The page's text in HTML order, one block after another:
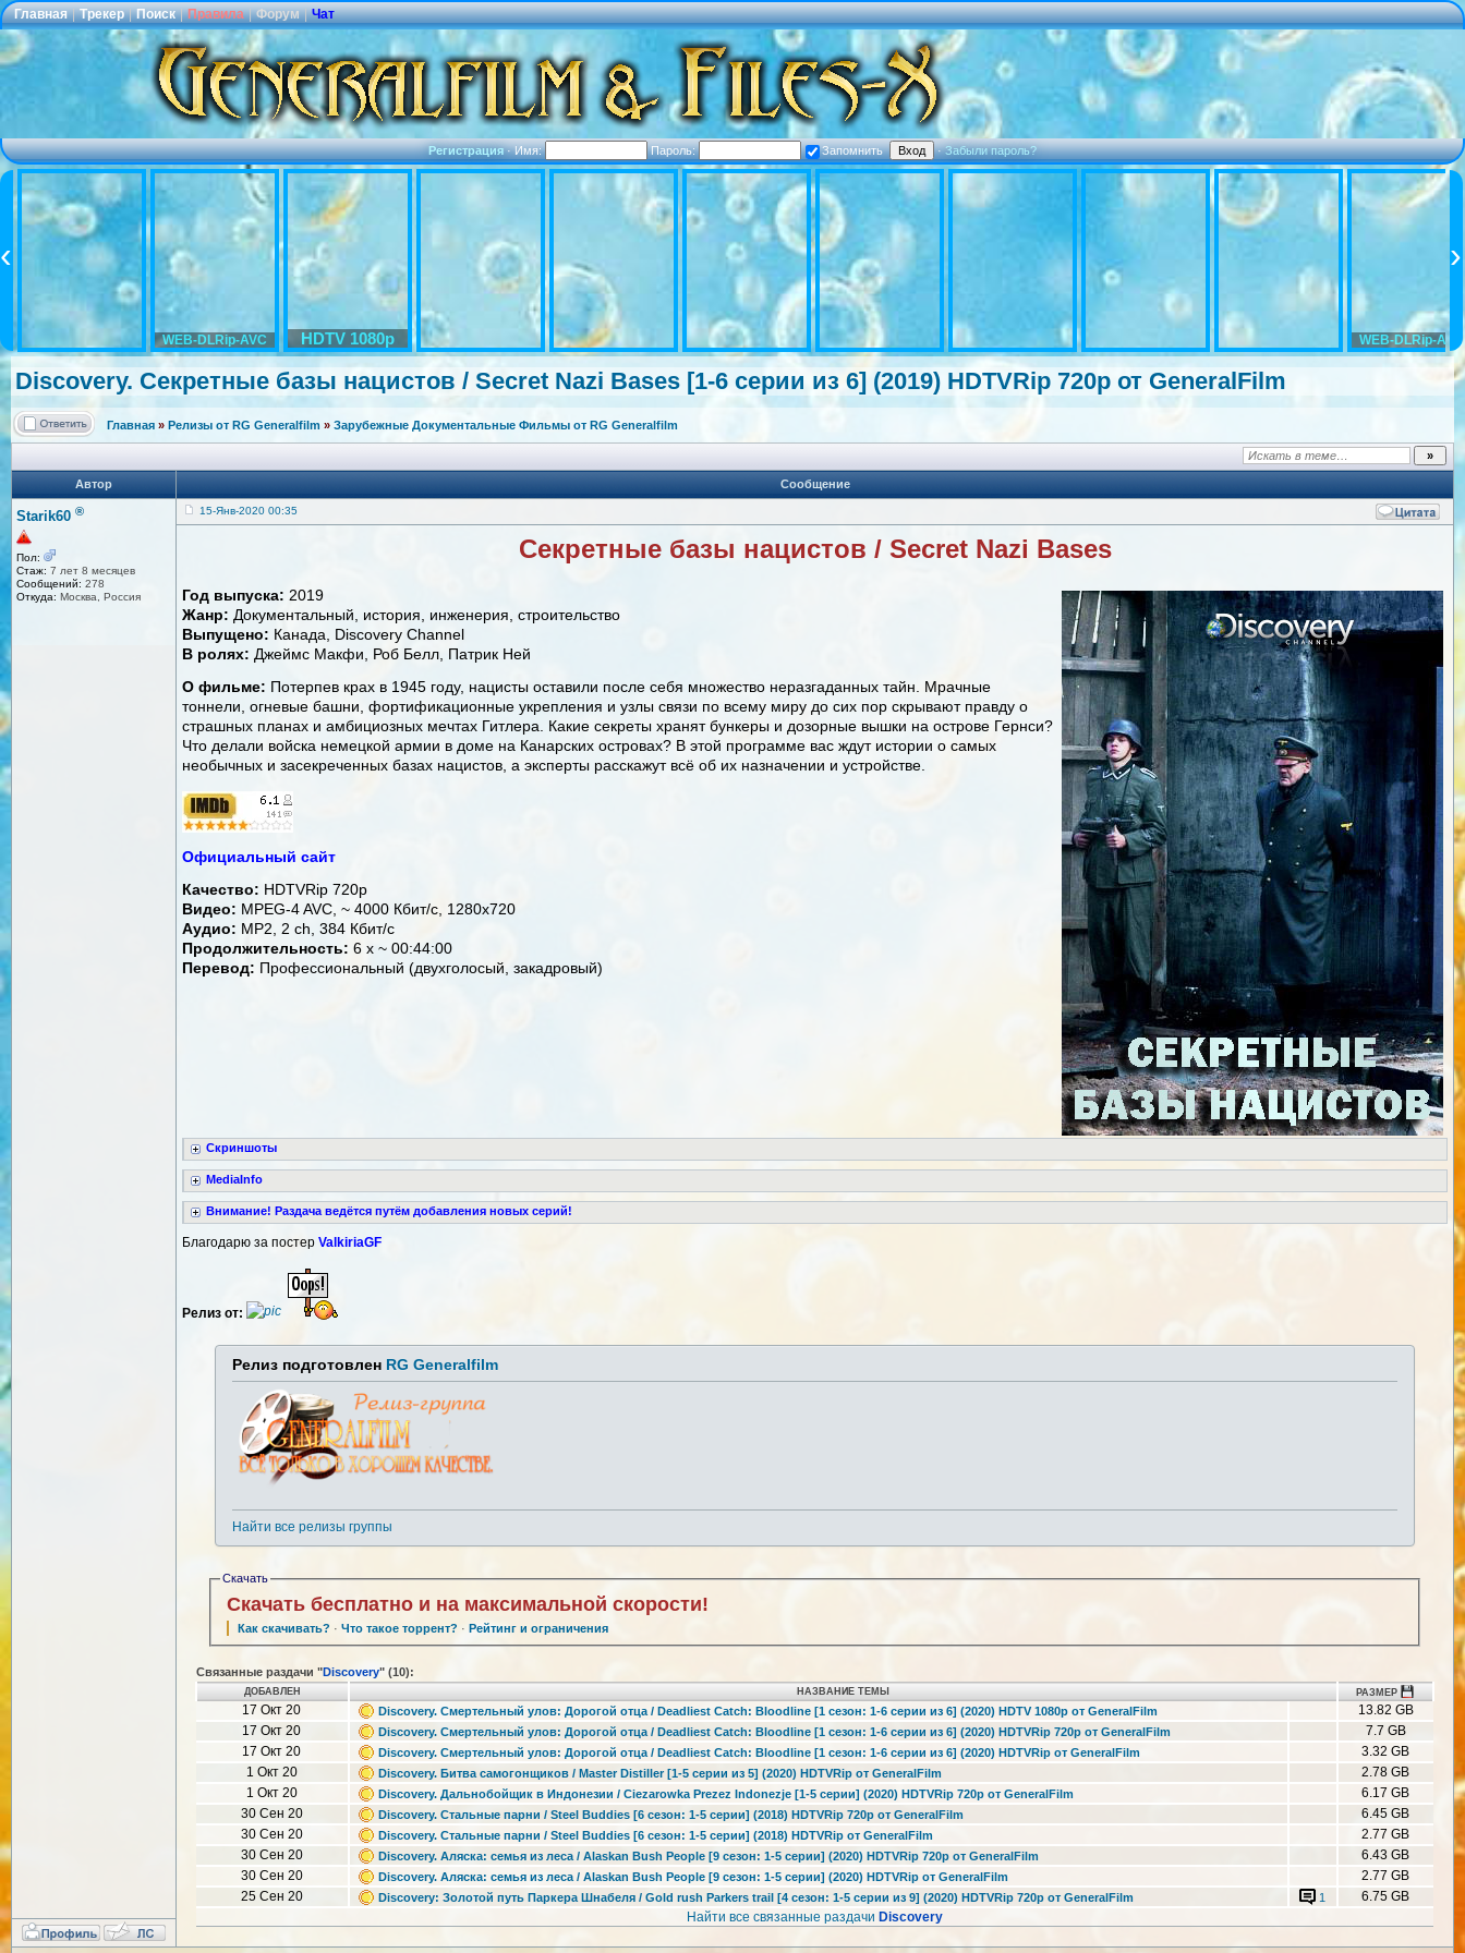
Главная | Трекер | Поиск | Правила | Форум | Чат
Регистрация·Имя: Пароль: Запомнить ·Забыли пароль?
WEB-DLRip-AVC HDTV 1080p WEB-DLRip-AVC
Discovery. Секретные базы нацистов / Secret Nazi Bases [1-6 серии из 6] (2019) HDTVRip 720p от GeneralFilm
Главная » Релизы от RG Generalfilm » Зарубежные Документальные Фильмы от RG Generalfilm
Автор Сообщение
Starik60 ®
Пол:
Стаж: 7 лет 8 месяцев
Сообщений: 278
Откуда: Москва, Россия
15-Янв-2020 00:35
Секретные базы нацистов / Secret Nazi Bases
Год выпуска: 2019
Жанр: Документальный, история, инженерия, строительство
Выпущено: Канада, Discovery Channel
В ролях: Джеймс Макфи, Роб Белл, Патрик Ней
О фильме: Потерпев крах в 1945 году, нацисты оставили после себя множество неразгаданных тайн. Мрачные
тоннели, огневые башни, фортификационные укрепления и узлы связи по всему миру до сих пор скрывают правду о
страшных планах и амбициозных мечтах Гитлера. Какие секреты хранят бункеры и дозорные вышки на острове Гернси?
Что делали войска немецкой армии в доме на Канарских островах? В этой программе вас ждут истории о самых
необычных и засекреченных базах нацистов, а эксперты расскажут всё об их назначении и устройстве.
Официальный сайт
Качество: HDTVRip 720p
Видео: MPEG-4 AVC, ~ 4000 Кбит/с, 1280x720
Аудио: MP2, 2 ch, 384 Кбит/с
Продолжительность: 6 x ~ 00:44:00
Перевод: Профессиональный (двухголосый, закадровый)
Скриншоты
MediaInfo
Внимание! Раздача ведётся путём добавления новых серий!
Благодарю за постер ValkiriaGF
Релиз от:
Релиз подготовлен RG Generalfilm
Найти все релизы группы
Скачать
Скачать бесплатно и на максимальной скорости!
Как скачивать? ·Что такое торрент? · Рейтинг и ограничения
Связанные раздачи "Discovery" (10):
ДОБАВЛЕН НАЗВАНИЕ ТЕМЫ РАЗМЕР
17 Окт 20 Discovery. Смертельный улов: Дорогой отца / Deadliest Catch: Bloodline [1 сезон: 1-6 серии из 6] (2020) HDTV 1080p от GeneralFilm
13.82 GB
17 Окт 20
Discovery. Смертельный улов: Дорогой отца / Deadliest Catch: Bloodline [1 сезон: 1-6 серии из 6] (2020) HDTVRip 720p от GeneralFilm
7.7 GB
17 Окт 20
Discovery. Смертельный улов: Дорогой отца / Deadliest Catch: Bloodline [1 сезон: 1-6 серии из 6] (2020) HDTVRip от GeneralFilm
3.32 GB
1 Окт 20
Discovery. Битва самогонщиков / Master Distiller [1-5 серии из 5] (2020) HDTVRip от GeneralFilm
2.78 GB
1 Окт 20
Discovery. Дальнобойщик в Индонезии / Ciezarowka Prezez Indonezje [1-5 серии] (2020) HDTVRip 720p от GeneralFilm
6.17 GB
30 Сен 20
Discovery. Стальные парни / Steel Buddies [6 сезон: 1-5 серии] (2018) HDTVRip 720p от GeneralFilm
6.45 GB
30 Сен 20
Discovery. Стальные парни / Steel Buddies [6 сезон: 1-5 серии] (2018) HDTVRip от GeneralFilm
2.77 GB
30 Сен 20
Discovery. Аляска: семья из леса / Alaskan Bush People [9 сезон: 1-5 серии] (2020) HDTVRip 720p от GeneralFilm
6.43 GB
30 Сен 20
Discovery. Аляска: семья из леса / Alaskan Bush People [9 сезон: 1-5 серии] (2020) HDTVRip от GeneralFilm
2.77 GB
25 Сен 20
Discovery: Золотой путь Паркера Шнабеля / Gold rush Parkers trail [4 сезон: 1-5 серии из 9] (2020) HDTVRip 720p от GeneralFilm 1
6.75 GB
Найти все связанные раздачи Discovery